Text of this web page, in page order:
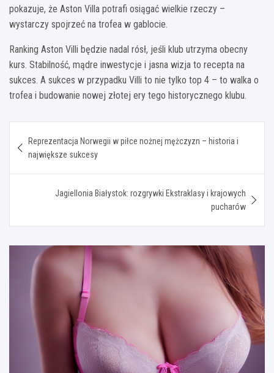
pokazuje, że Aston Villa potrafi osiągać wielkie rzeczy –
wystarczy spojrzeć na trofea w gablocie.
Ranking Aston Villi będzie nadal rósł, jeśli klub utrzyma obecny
kurs. Stabilność, mądre inwestycje i jasna wizja to recepta na
sukces. A sukces w przypadku Villi to nie tylko top 4 – to walka o
trofea i budowanie nowej złotej ery tego historycznego klubu.
wpisu
Reprezentacja Norwegii w piłce nożnej mężczyzn – historia i
największe sukcesy
Jagiellonia Białystok: rozgrywki Ekstraklasy i krajowych
pucharów